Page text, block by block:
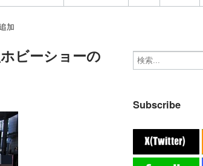
加
ビーショーの
Subscribe